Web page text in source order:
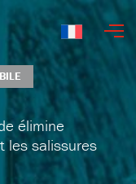
Français
élimine
les salissures